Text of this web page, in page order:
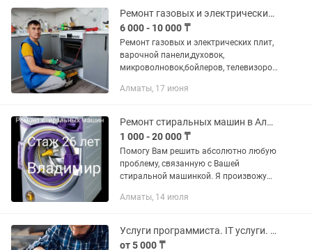
(Сименс),Electrolux...
Ремонт газовых и электрических плит в Алматы.
6 000 - 10 000 ₸
Ремонт газовых и электрических плит,
варочной панели,духовок,
микроволновок,бойлеров, телевизоров
пенсионерам и ветеранам. Прайс лист:
Алматы, 17 июня
Ремонт стиральных машин в Алматы
1 000 - 20 000 ₸
Помогу Вам решить абсолютно любую
проблему, связанную с Вашей
стиральной машинкой. Я произвожу
любом районе нашего замечательного
Алматы, 14 июля
Услуги программиста. IT услуги. Установка Windows,Office. Ремонт 24/7
от 5 000 ₸